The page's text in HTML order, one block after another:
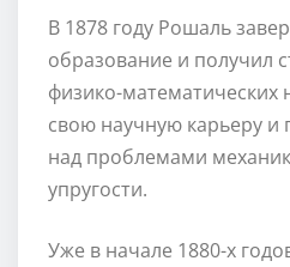
В 1878 году Рошаль
образование и получил
физико-математических
свою научную карьеру и
над проблемами
упругости.
Уже в начале 1880-х